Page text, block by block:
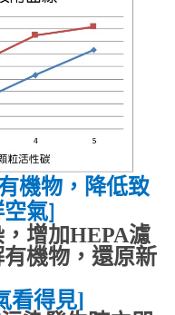
機物，降低致
氣
增加HEPA濾
機物，還原新
看得見]